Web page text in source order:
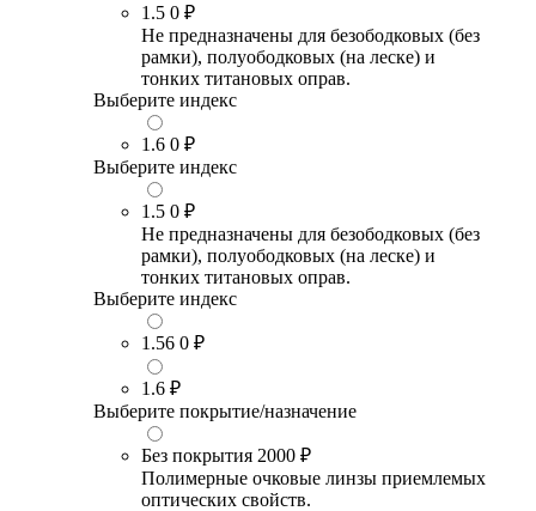
1.5 0 ₽
Не предназначены для безободковых (без
рамки), полуободковых (на леске) и
тонких титановых оправ.
Выберите индекс
1.6 0 ₽
Выберите индекс
1.5 0 ₽
Не предназначены для безободковых (без
рамки), полуободковых (на леске) и
тонких титановых оправ.
Выберите индекс
1.56 0 ₽
1.6 ₽
Выберите покрытие/назначение
Без покрытия 2000 ₽
Полимерные очковые линзы приемлемых
оптических свойств.